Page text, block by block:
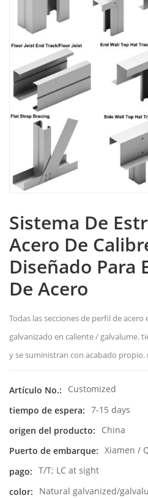
Sistema De
Acero De
Diseñado Para
De Acero
Todas las secciones de perfil de
galvanizado en caliente / galvalume.
y se suministran con acabado
Artículo No.:
Customized
tiempo de espera: 7-15 days
origen del producto:
China
Puerto de embarque: Xiamen /
pago: T/T; LC at sight
color:
Natural galvanized/